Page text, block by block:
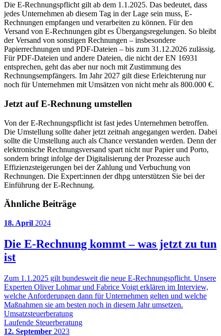
Die E-Rechnungspflicht gilt ab dem 1.1.2025. Das bedeutet, dass
jedes Unternehmen ab diesem Tag in der Lage sein muss, E-
Rechnungen empfangen und verarbeiten zu können. Für den
Versand von E-Rechnungen gibt es Übergangsregelungen. So bleibt
der Versand von sonstigen Rechnungen – insbesondere
Papierrechnungen und PDF-Dateien – bis zum 31.12.2026 zulässig.
Für PDF-Dateien und andere Dateien, die nicht der EN 16931
entsprechen, geht das aber nur noch mit Zustimmung des
Rechnungsempfängers. Im Jahr 2027 gilt diese Erleichterung nur
noch für Unternehmen mit Umsätzen von nicht mehr als 800.000 €.
Jetzt auf E-Rechnung umstellen
Von der E-Rechnungspflicht ist fast jedes Unternehmen betroffen.
Die Umstellung sollte daher jetzt zeitnah angegangen werden. Dabei
sollte die Umstellung auch als Chance verstanden werden. Denn der
elektronische Rechnungsversand spart nicht nur Papier und Porto,
sondern bringt infolge der Digitalisierung der Prozesse auch
Effizienzsteigerungen bei der Zahlung und Verbuchung von
Rechnungen. Die Expert:innen der dhpg unterstützen Sie bei der
Einführung der E-Rechnung.
Ähnliche Beiträge
18. April 2024
Die E-Rechnung kommt – was jetzt zu tun
ist
Zum 1.1.2025 gilt bundesweit die neue E-Rechnungspflicht. Unsere
Experten Oliver Lohmar und Fabrice Voigt erklären im Interview,
welche Anforderungen dann für Unternehmen gelten und welche
Maßnahmen sie am besten noch in diesem Jahr umsetzen.
Umsatzsteuerberatung
Laufende Steuerberatung
12. September 2023